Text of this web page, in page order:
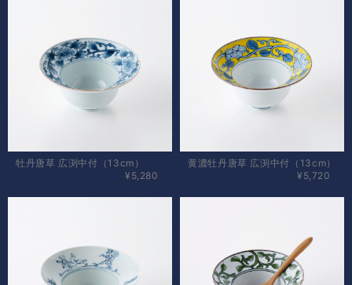
牡丹唐草 広渕中付（13cm）
¥5,280
黄濃牡丹唐草 広渕中付（13cm）
¥5,720